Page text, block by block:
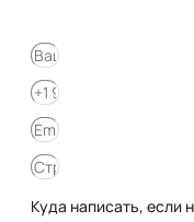
Куда написать, если